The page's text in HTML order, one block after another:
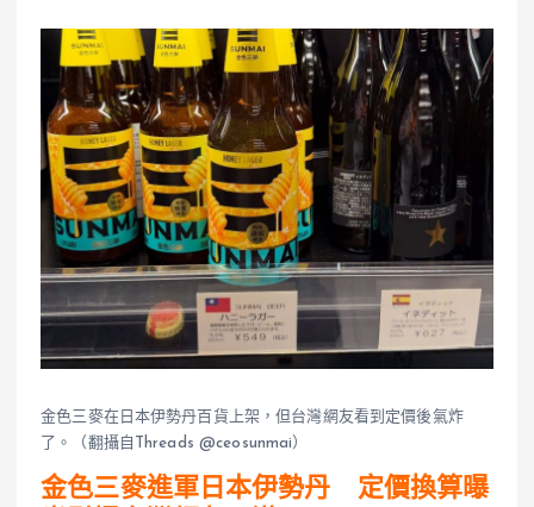
金色三麥在日本伊勢丹百貨上架，但台灣網友看到定價後氣炸
了。（翻攝自Threads @ceosunmai）
金色三麥進軍日本伊勢丹 定價換算曝